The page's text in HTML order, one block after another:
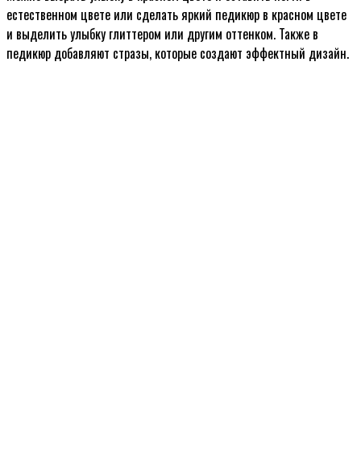
естественном цвете или сделать яркий педикюр в красном цвете
и выделить улыбку глиттером или другим оттенком. Также в
педикюр добавляют стразы, которые создают эффектный дизайн.